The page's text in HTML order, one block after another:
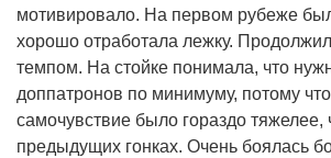
мотивировало. На первом рубеже
хорошо отработала лежку.
темпом. На стойке понимала, что
доппатронов по минимуму, потому
самочувствие было гораздо тяжелее,
предыдущих гонках. Очень боялась